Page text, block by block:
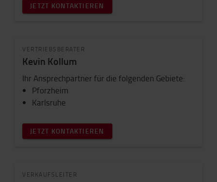
JETZT KONTAKTIEREN
VERTRIEBSBERATER
Kevin Kollum
Ihr Ansprechpartner für die folgenden Gebiete:
Pforzheim
Karlsruhe
JETZT KONTAKTIEREN
VERKAUFSLEITER